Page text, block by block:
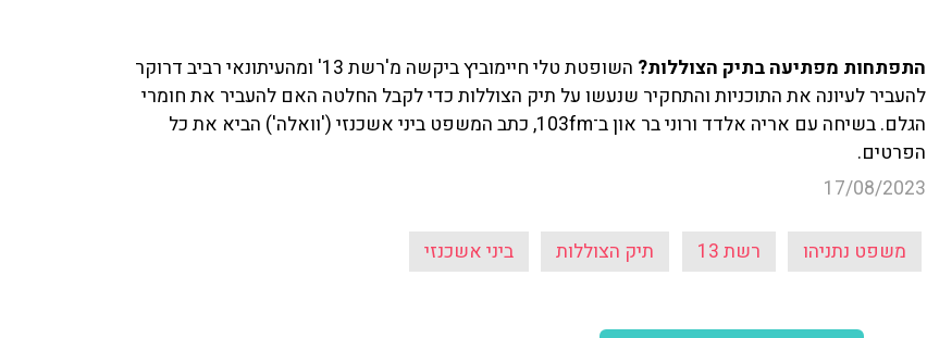
התפתחות מפתיעה בתיק הצוללות?
השופטת טלי חיימוביץ ביקשה מ'רשת 13' ומהעיתונאי רביב דרוקר
להעביר לעיונה את התוכניות והתחקיר שנעשו על תיק הצוללות כדי לקבל החלטה האם להעביר את חומרי
הגלם. בשיחה עם אריה אלדד ורוני בר און ב־103fm, כתב המשפט ביני אשכנזי ('וואלה') הביא את כל
הפרטים.
17/08/2023
משפט נתניהו רשת 13 תיק הצוללות ביני אשכנזי